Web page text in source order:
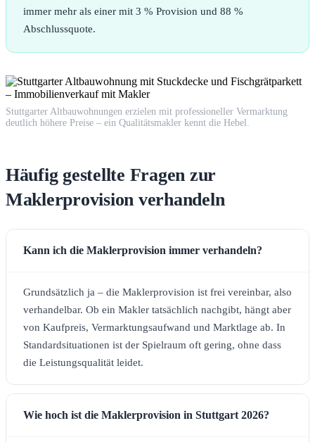
immer mehr als einer mit 3 % Provision und 88 %
Abschlussquote.
Stuttgarter Altbauwohnungen erzielen mit professioneller Vermarktung
deutlich höhere Preise – ein Qualitätsmakler kennt die Hebel.
Häufig gestellte Fragen zur
Maklerprovision verhandeln
Kann ich die Maklerprovision immer verhandeln?
Grundsätzlich ja – die Maklerprovision ist frei vereinbar, also
verhandelbar. Ob ein Makler tatsächlich nachgibt, hängt aber
von Kaufpreis, Vermarktungsaufwand und Marktlage ab. In
Standardsituationen ist der Spielraum oft gering, ohne dass
die Leistungsqualität leidet.
Wie hoch ist die Maklerprovision in Stuttgart 2026?